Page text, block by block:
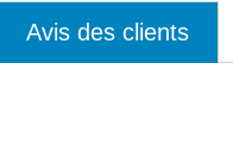
Avis des clients